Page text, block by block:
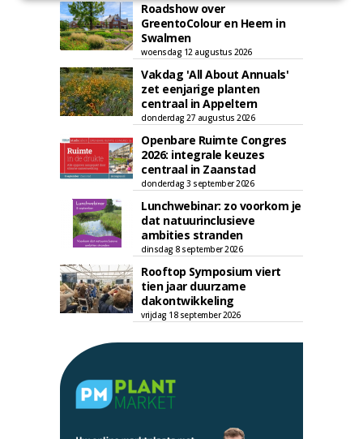
Roadshow over
GreentoColour en Heem in
Swalmen
woensdag 12 augustus 2026
Vakdag 'All About Annuals'
zet eenjarige planten
centraal in Appeltern
donderdag 27 augustus 2026
Openbare Ruimte Congres
2026: integrale keuzes
centraal in Zaanstad
donderdag 3 september 2026
Lunchwebinar: zo voorkom je
dat natuurinclusieve
ambities stranden
dinsdag 8 september 2026
Rooftop Symposium viert
tien jaar duurzame
dakontwikkeling
vrijdag 18 september 2026